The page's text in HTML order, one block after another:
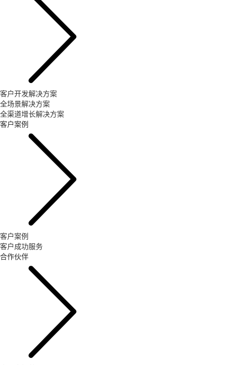
客户开发解决方案
全场景解决方案
全渠道增长解决方案
客户案例
客户案例
客户成功服务
合作伙伴